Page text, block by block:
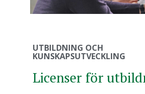
UTBILDNING OCH
KUNSKAPSUTVECKLING
Licenser för